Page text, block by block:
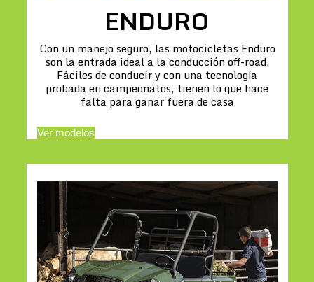
ENDURO
Con un manejo seguro, las motocicletas Enduro
son la entrada ideal a la conducción off-road.
Fáciles de conducir y con una tecnología
probada en campeonatos, tienen lo que hace
falta para ganar fuera de casa
Ver modelos